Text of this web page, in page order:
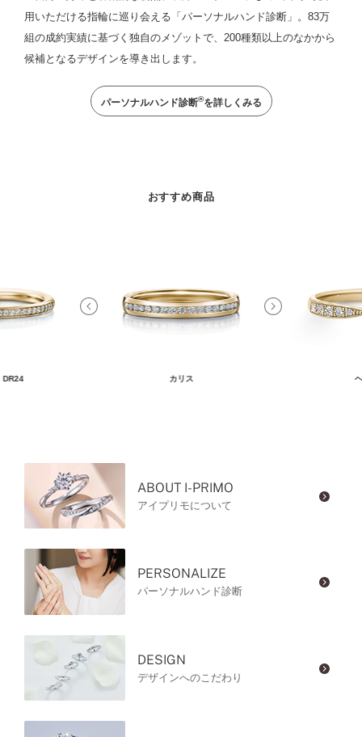
用いただける指輪に巡り会える「パーソナルハンド診断」。83万
組の成約実績に基づく独自のメゾットで、200種類以上のなかから
候補となるデザインを導き出します。
パーソナルハンド診断®を詳しくみる
おすすめ商品
DR24 カリス
ABOUT I-PRIMO
アイプリモについて
PERSONALIZE
パーソナルハンド診断
DESIGN
デザインへのこだわり